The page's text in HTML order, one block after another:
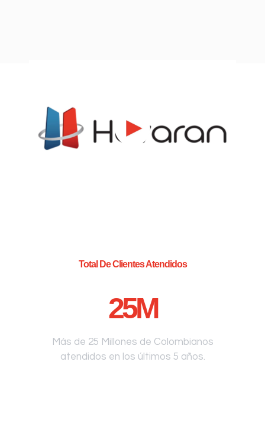
Total De Clientes Atendidos
25M
Más de 25 Millones de Colombianos
atendidos en los últimos 5 años.